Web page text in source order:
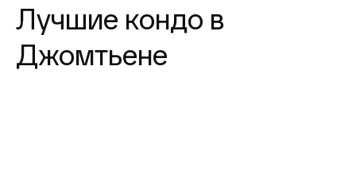
Лучшие кондо в
Джомтьене